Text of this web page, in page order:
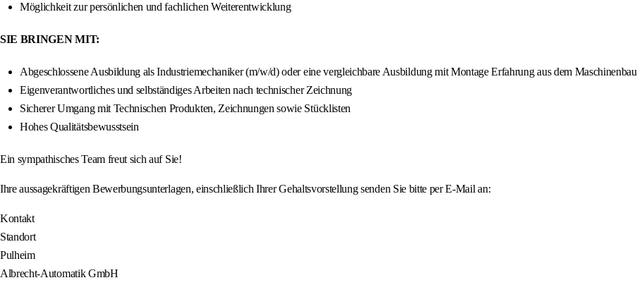
Möglichkeit zur persönlichen und fachlichen Weiterentwicklung
SIE BRINGEN MIT:
Abgeschlossene Ausbildung als Industriemechaniker (m/w/d) oder eine vergleichbare Ausbildung mit Montage Erfahrung aus dem Maschinenbau
Eigenverantwortliches und selbständiges Arbeiten nach technischer Zeichnung
Sicherer Umgang mit Technischen Produkten, Zeichnungen sowie Stücklisten
Hohes Qualitätsbewusstsein
Ein sympathisches Team freut sich auf Sie!
Ihre aussagekräftigen Bewerbungsunterlagen, einschließlich Ihrer Gehaltsvorstellung senden Sie bitte per E-Mail an:
Kontakt
Standort
Pulheim
Albrecht-Automatik GmbH